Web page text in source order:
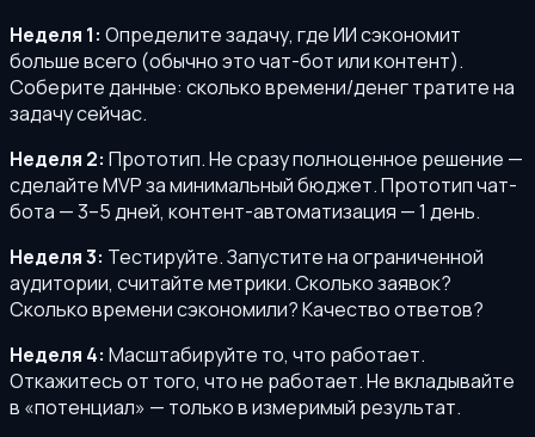
Неделя 1: Определите задачу, где ИИ сэкономит
больше всего (обычно это чат-бот или контент).
Соберите данные: сколько времени/денег тратите на
задачу сейчас.
Неделя 2: Прототип. Не сразу полноценное решение —
сделайте MVP за минимальный бюджет. Прототип чат-
бота — 3–5 дней, контент-автоматизация — 1 день.
Неделя 3: Тестируйте. Запустите на ограниченной
аудитории, считайте метрики. Сколько заявок?
Сколько времени сэкономили? Качество ответов?
Неделя 4: Масштабируйте то, что работает.
Откажитесь от того, что не работает. Не вкладывайте
в «потенциал» — только в измеримый результат.